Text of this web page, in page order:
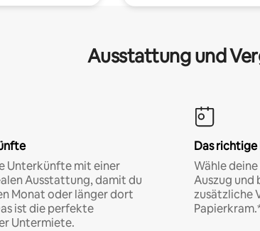
Ausstattung und
Unterkünfte mit einer
Ausstattung, damit du
Monat oder länger dort
ist die perfekte
Untermiete.
Das
Wähle
Auszug und
zusätzliche